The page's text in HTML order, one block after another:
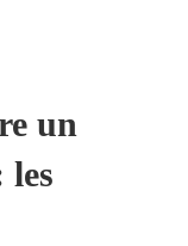
un
les